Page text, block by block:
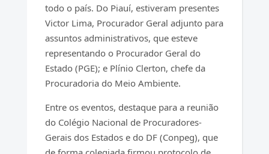
todo o país. Do Piauí, estiveram presentes
Victor Lima, Procurador Geral adjunto para
assuntos administrativos, que esteve
representando o Procurador Geral do
Estado (PGE); e Plínio Clerton, chefe da
Procuradoria do Meio Ambiente.
Entre os eventos, destaque para a reunião
do Colégio Nacional de Procuradores-
Gerais dos Estados e do DF (Conpeg), que